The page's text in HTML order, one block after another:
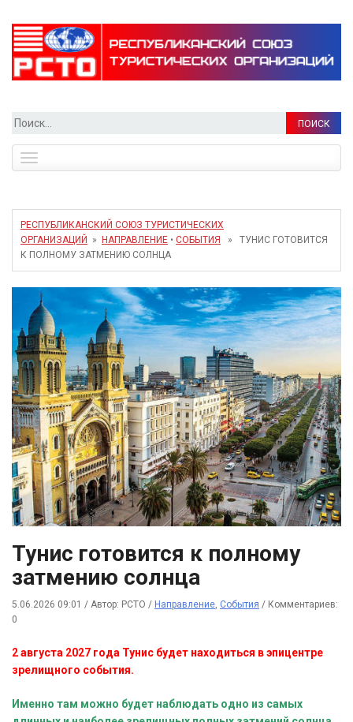
Найти:
navigation
РЕСПУБЛИКАНСКИЙ СОЮЗ ТУРИСТИЧЕСКИХ
ОРГАНИЗАЦИЙ
» НАПРАВЛЕНИЕ • СОБЫТИЯ
» ТУНИС ГОТОВИТСЯ
К ПОЛНОМУ ЗАТМЕНИЮ СОЛНЦА
Тунис готовится к полному
затмению солнца
5.06.2026 09:01 / Автор: РСТО / Направление, События / Комментариев:
0
2 августа 2027 года Тунис будет находиться в эпицентре
зрелищного события.
Именно там можно будет наблюдать одно из самых